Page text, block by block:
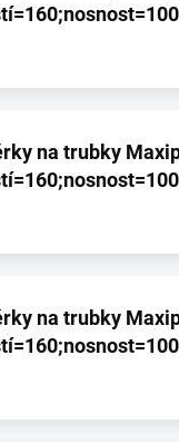
na trubky
na trubky